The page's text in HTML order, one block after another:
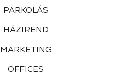
PARKOLÁS
HÁZIREND
MARKETING
OFFICES